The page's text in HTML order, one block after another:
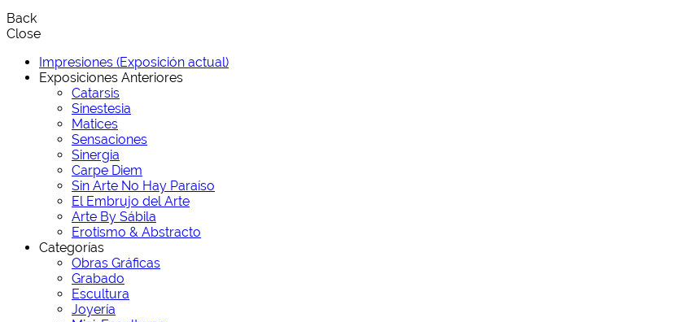
Back
Close
Impresiones (Exposición actual)
Exposiciones Anteriores
Catarsis
Sinestesia
Matices
Sensaciones
Sinergia
Carpe Diem
Sin Arte No Hay Paraíso
El Embrujo del Arte
Arte By Sábila
Erotismo & Abstracto
Categorías
Obras Gráficas
Grabado
Escultura
Joyería